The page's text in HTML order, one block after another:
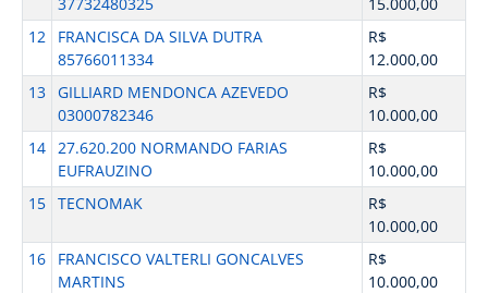
12
FRANCISCA DA SILVA DUTRA
85766011334
R$
12.000,00
13
GILLIARD MENDONCA AZEVEDO
03000782346
R$
10.000,00
14 27.620.200 NORMANDO FARIAS
EUFRAUZINO
R$
10.000,00
15 TECNOMAK
R$
10.000,00
16
FRANCISCO VALTERLI GONCALVES
MARTINS
R$
10.000,00